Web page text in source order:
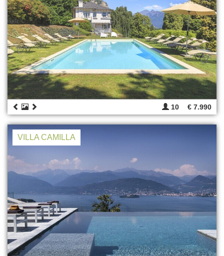
10 € 7.990
VILLA CAMILLA